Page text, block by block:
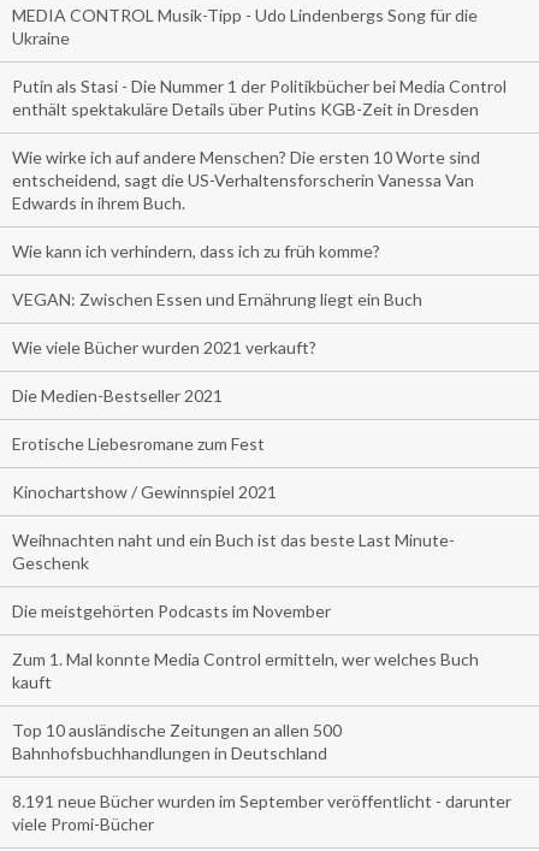
MEDIA CONTROL Musik-Tipp - Udo Lindenbergs Song für die
Ukraine
Putin als Stasi - Die Nummer 1 der Politikbücher bei Media Control
enthält spektakuläre Details über Putins KGB-Zeit in Dresden
Wie wirke ich auf andere Menschen? Die ersten 10 Worte sind
entscheidend, sagt die US-Verhaltensforscherin Vanessa Van
Edwards in ihrem Buch.
Wie kann ich verhindern, dass ich zu früh komme?
VEGAN: Zwischen Essen und Ernährung liegt ein Buch
Wie viele Bücher wurden 2021 verkauft?
Die Medien-Bestseller 2021
Erotische Liebesromane zum Fest
Kinochartshow / Gewinnspiel 2021
Weihnachten naht und ein Buch ist das beste Last Minute-
Geschenk
Die meistgehörten Podcasts im November
Zum 1. Mal konnte Media Control ermitteln, wer welches Buch
kauft
Top 10 ausländische Zeitungen an allen 500
Bahnhofsbuchhandlungen in Deutschland
8.191 neue Bücher wurden im September veröffentlicht - darunter
viele Promi-Bücher